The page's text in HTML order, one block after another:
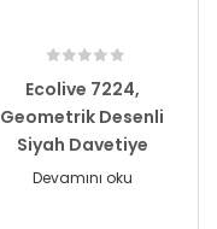
Ecolive 7224,
Geometrik Desenli
Siyah Davetiye
Devamını oku